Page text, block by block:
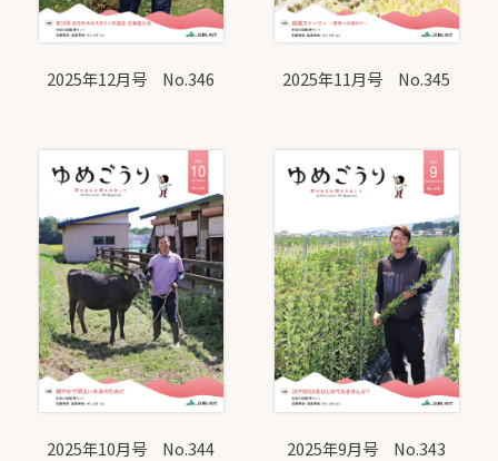
2025年12月号 No.346 2025年11月号 No.345
2025年10月号 No.344 2025年9月号 No.343